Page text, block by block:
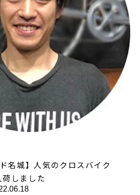
名城】人気のクロスバイク
荷しました